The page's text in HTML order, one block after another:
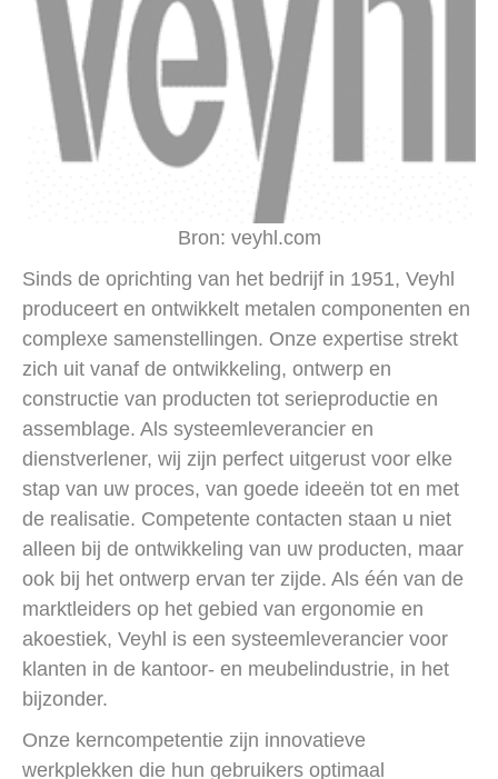
Bron: veyhl.com
Sinds de oprichting van het bedrijf in 1951, Veyhl
produceert en ontwikkelt metalen componenten en
complexe samenstellingen. Onze expertise strekt
zich uit vanaf de ontwikkeling, ontwerp en
constructie van producten tot serieproductie en
assemblage. Als systeemleverancier en
dienstverlener, wij zijn perfect uitgerust voor elke
stap van uw proces, van goede ideeën tot en met
de realisatie. Competente contacten staan ​​u niet
alleen bij de ontwikkeling van uw producten, maar
ook bij het ontwerp ervan ter zijde. Als één van de
marktleiders op het gebied van ergonomie en
akoestiek, Veyhl is een systeemleverancier voor
klanten in de kantoor- en meubelindustrie, in het
bijzonder.
Onze kerncompetentie zijn innovatieve
werkplekken die hun gebruikers optimaal